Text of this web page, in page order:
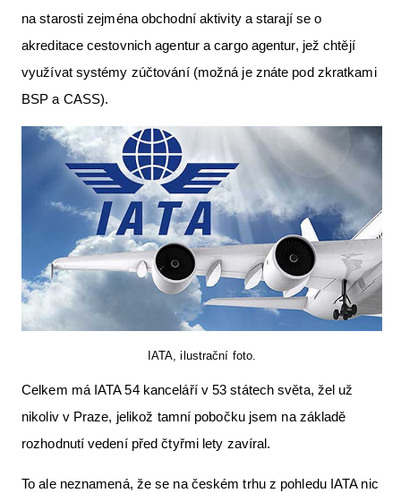
na starosti zejména obchodní aktivity a starají se o
akreditace cestovnich agentur a cargo agentur, jež chtějí
využívat systémy zúčtování (možná je znáte pod zkratkami
BSP a CASS).
IATA, ilustrační foto.
Celkem má IATA 54 kanceláří v 53 státech světa, žel už
nikoliv v Praze, jelikož tamní pobočku jsem na základě
rozhodnutí vedení před čtyřmi lety zavíral.
To ale neznamená, že se na českém trhu z pohledu IATA nic